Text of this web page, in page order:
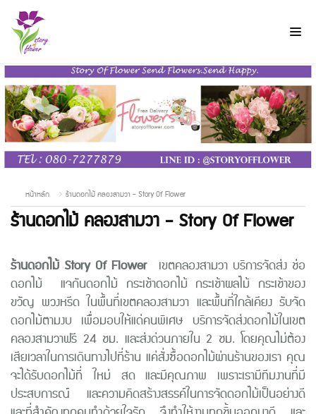
หน้าหลัก ร้านดอกไม้ คลองสามวา - Story Of Flower
ร้านดอกไม้ คลองสามวา - Story Of Flower
ร้านดอกไม้ Story Of Flower เขตคลองสามวา บริการจัดส่ง ช่อ
ดอกไม้
แจกันดอกไม้ กระเช้าดอกไม้ กระเช้าผลไม้ กระเช้าของ
ขวัญ พวงหรีด ในพื้นที่เขตคลองสามวา และพื้นที่ใกล้เคียง รับจัด
ดอกไม้ตามงบ เพื่อมอบให้แด่คนพิเศษ บริการจัดส่งดอกไม้ในเขต
คลองสามวาฟรี 24 ชม. และส่งด่วนภายใน 2 ชม. โดยคุณไม่ต้อง
เสียเวลาในการเดินทางไปที่ร้าน แค่สั่งซื้อดอกไม้ผ่านร้านของเรา คุณ
จะได้รับดอกไม้ที่ ใหม่ สด และมีคุณภาพ เพราะเรามีทีมงานที่มี
ประสบการณ์ และความคิดสร้างสรรค์ในการจัดดอกไม้เป็นอย่างดี